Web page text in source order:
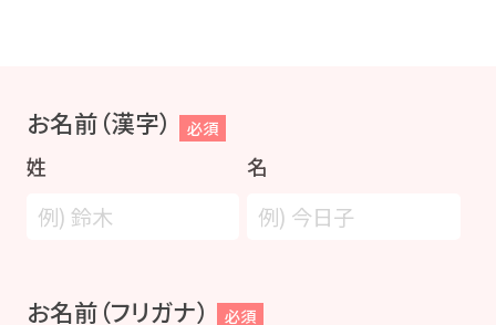
お名前（漢字） 必須
姓 名
お名前（フリガナ） 必須